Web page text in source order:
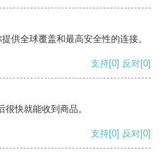
供全球覆盖和最高安全性的连接。
支持[0] 反对[0]
快就能收到商品。
支持[0] 反对[0]